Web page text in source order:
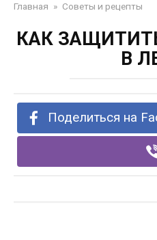
Главная » Советы и рецепты
КАК
В
Поделиться на